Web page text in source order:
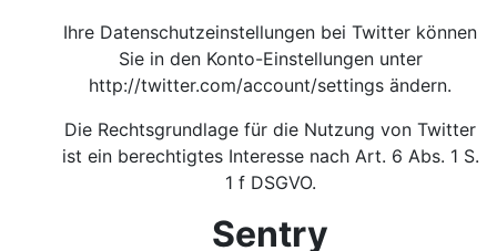
Ihre Datenschutzeinstellungen bei Twitter können
Sie in den Konto-Einstellungen unter
http://twitter.com/account/settingsändern.
Die Rechtsgrundlage für die Nutzung von Twitter
ist ein berechtigtes Interesse nach Art. 6 Abs. 1 S.
1 f DSGVO.
Sentry